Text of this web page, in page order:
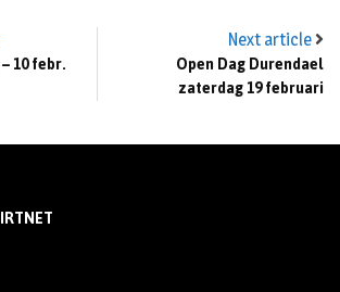
10 febr.
Next article
Open Dag Durendael
zaterdag 19 februari